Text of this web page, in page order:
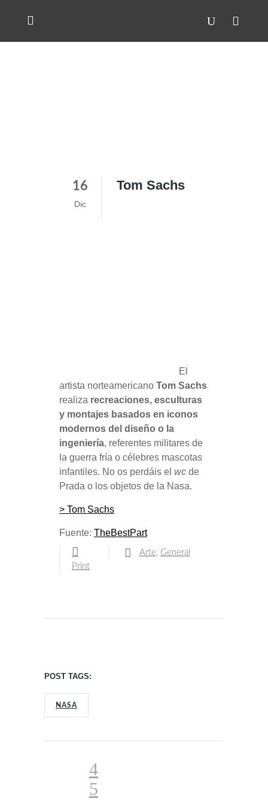
16
Dic
Tom Sachs
El
artista norteamericano Tom Sachs
realiza recreaciones, esculturas
y montajes basados en iconos
modernos del diseño o la
ingeniería, referentes militares de
la guerra fría o célebres mascotas
infantiles. No os perdáis el wc de
Prada o los objetos de la Nasa.
> Tom Sachs
Fuente: TheBestPart
Print
Arte, General
POST TAGS:
NASA